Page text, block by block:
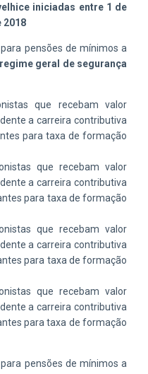
iniciadas entre 1 de
2018
pensões de mínimos a
geral de segurança
que recebam valor
a carreira contributiva
para taxa de formação
que recebam valor
a carreira contributiva
para taxa de formação
que recebam valor
a carreira contributiva
para taxa de formação
que recebam valor
a carreira contributiva
para taxa de formação
pensões de mínimos a